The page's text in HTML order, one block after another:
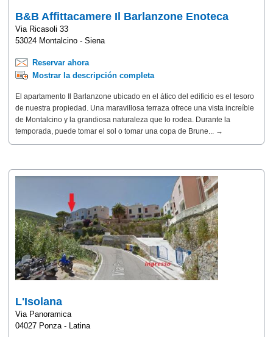
B&B Affittacamere Il Barlanzone Enoteca
Via Ricasoli 33
53024 Montalcino - Siena
Reservar ahora
Mostrar la descripción completa
El apartamento Il Barlanzone ubicado en el ático del edificio es el tesoro
de nuestra propiedad. Una maravillosa terraza ofrece una vista increíble
de Montalcino y la grandiosa naturaleza que lo rodea. Durante la
temporada, puede tomar el sol o tomar una copa de Brune... →
L'Isolana
Via Panoramica
04027 Ponza - Latina